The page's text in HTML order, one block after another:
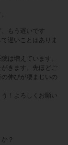
もう遅いです
遅いことはありま
は増えています。
きます。先ほどご
伸びが凄まじいの
！よろしくお願い
？